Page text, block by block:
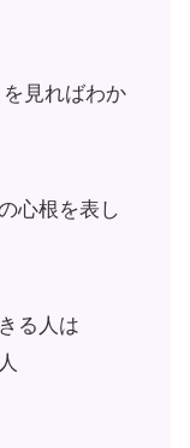
見ればわか
心根を表し
る人は